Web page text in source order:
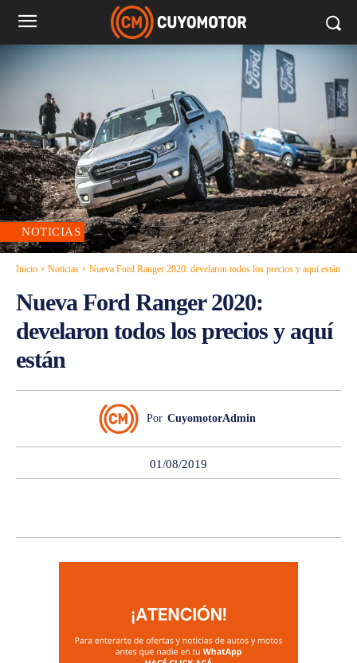
NOTICIAS
Inicio Noticias Nueva Ford Ranger 2020: develaron todos los precios y aquí están
Nueva Ford Ranger 2020:
develaron todos los precios y aquí
están
Por CuyomotorAdmin
01/08/2019